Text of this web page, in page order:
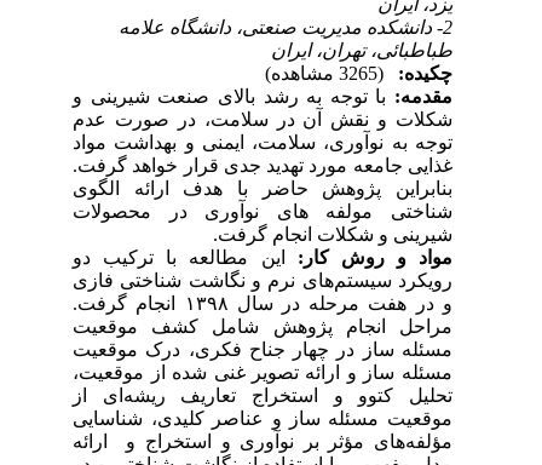
یزد، ایران
2- دانشکده مدیریت صنعتی، دانشگاه علامه
طباطبائی، تهران، ایران
چکیده:
مقدمه:با توجه به رشد بالای صنعت شیرینی و
شکلات و نقش آن در سلامت، در صورت عدم
توجه به نوآوری، سلامت، ایمنی و بهداشت مواد
غذایی جامعه مورد تهدید جدی قرار خواهد گرفت.
بنابراین پژوهش حاضر با هدف ارائه الگوی
شناختی مولفه های نوآوری در محصولات
شیرینی و شکلات انجام گرفت.
مواد و روش کار:این مطالعه با ترکیب دو
رویکرد سیستم‌های نرم و نگاشت شناختی فازی
و در هفت مرحله در سال ۱۳۹۸ انجام گرفت.
مراحل انجام پژوهش شامل کشف موقعیت
مسئله ساز در چهار جناح فکری، درک موقعیت
مسئله ساز و ارائه تصویر غنی شده از موقعیت،
تحلیل کتوو و استخراج تعاریف ریشه‌ای از
موقعیت مسئله ساز و عناصر کلیدی، شناسایی
مؤلفه‌های مؤثر بر نوآوری و استخراج و ارائه